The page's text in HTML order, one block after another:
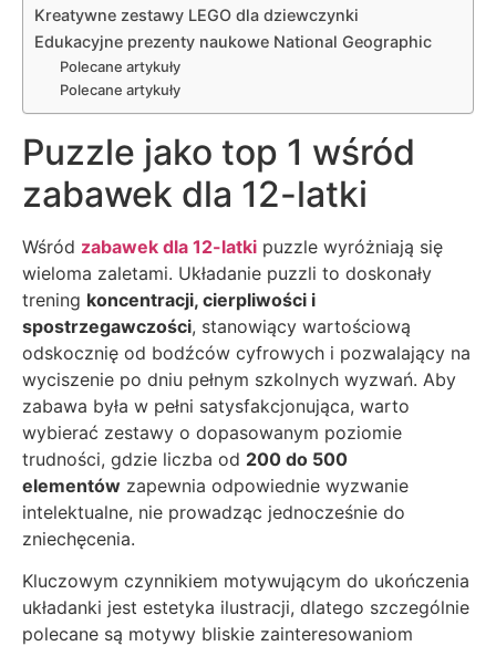
Kreatywne zestawy LEGO dla dziewczynki
Edukacyjne prezenty naukowe National Geographic
Polecane artykuły
Polecane artykuły
Puzzle jako top 1 wśród
zabawek dla 12-latki
Wśród zabawek dla 12-latki puzzle wyróżniają się
wieloma zaletami. Układanie puzzli to doskonały
trening koncentracji, cierpliwości i
spostrzegawczości, stanowiący wartościową
odskocznię od bodźców cyfrowych i pozwalający na
wyciszenie po dniu pełnym szkolnych wyzwań. Aby
zabawa była w pełni satysfakcjonująca, warto
wybierać zestawy o dopasowanym poziomie
trudności, gdzie liczba od 200 do 500
elementów zapewnia odpowiednie wyzwanie
intelektualne, nie prowadząc jednocześnie do
zniechęcenia.
Kluczowym czynnikiem motywującym do ukończenia
układanki jest estetyka ilustracji, dlatego szczególnie
polecane są motywy bliskie zainteresowaniom